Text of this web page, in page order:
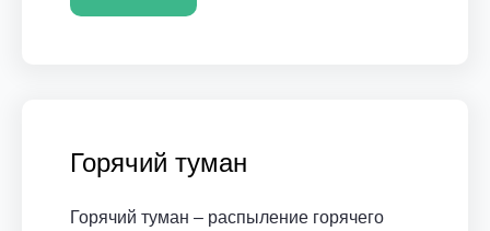
Горячий туман
Горячий туман – распыление горячего